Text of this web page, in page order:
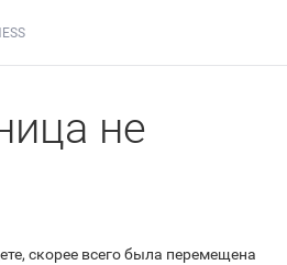
не
скорее всего была перемещена